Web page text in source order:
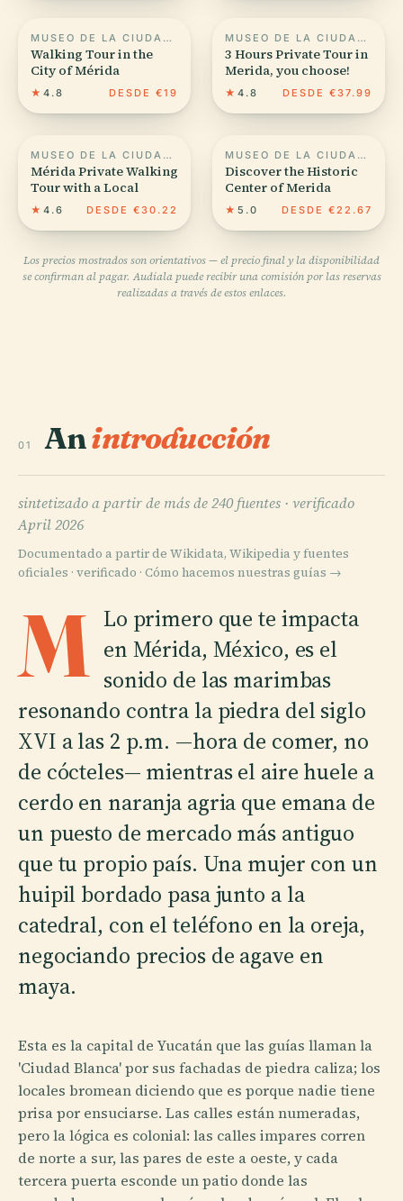
MUSEO DE LA CIUDAD DE MÉRIDA
Walking Tour in the
City of Mérida
★ 4.8 DESDE €19
MUSEO DE LA CIUDAD DE MÉRIDA
3 Hours Private Tour in
Merida, you choose!
★ 4.8 DESDE €37.99
MUSEO DE LA CIUDAD DE MÉRIDA
Mérida Private Walking
Tour with a Local
★ 4.6 DESDE €30.22
MUSEO DE LA CIUDAD DE MÉRIDA
Discover the Historic
Center of Merida
★ 5.0 DESDE €22.67
Los precios mostrados son orientativos — el precio final y la disponibilidad
se confirman al pagar. Audiala puede recibir una comisión por las reservas
realizadas a través de estos enlaces.
01 Anintroducción
sintetizado a partir de más de 240 fuentes · verificado
April 2026
Documentado a partir de Wikidata, Wikipedia y fuentes
oficiales · verificado · Cómo hacemos nuestras guías →
M Lo primero que te impacta
en Mérida, México, es el
sonido de las marimbas
resonando contra la piedra del siglo
XVI a las 2 p.m. —hora de comer, no
de cócteles— mientras el aire huele a
cerdo en naranja agria que emana de
un puesto de mercado más antiguo
que tu propio país. Una mujer con un
huipil bordado pasa junto a la
catedral, con el teléfono en la oreja,
negociando precios de agave en
maya.
Esta es la capital de Yucatán que las guías llaman la
'Ciudad Blanca' por sus fachadas de piedra caliza; los
locales bromean diciendo que es porque nadie tiene
prisa por ensuciarse. Las calles están numeradas,
pero la lógica es colonial: las calles impares corren
de norte a sur, las pares de este a oeste, y cada
tercera puerta esconde un patio donde las